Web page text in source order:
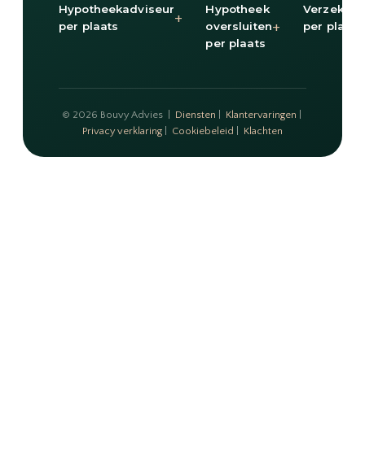
Hypotheekadviseur
per plaats
+
Hypotheek
oversluiten
per plaats
+
per plaats
© 2026 Bouvy Advies | Diensten Klantervaringen
Privacy verklaring
Cookiebeleid Klachten